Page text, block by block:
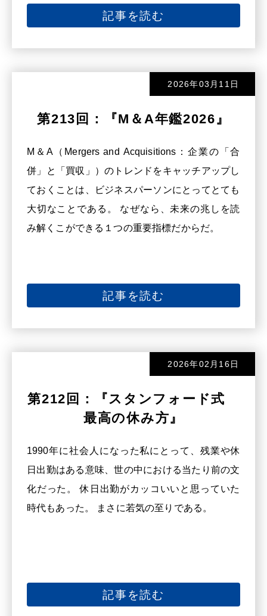
記事を読む
2026年03月11日
第213回：『M＆A年鑑2026』
M＆A（Mergers and Acquisitions：企業の「合
併」と「買収」）のトレンドをキャッチアップし
ておくことは、ビジネスパーソンにとってとても
大切なことである。 なぜなら、未来の兆しを読
み解くこができる１つの重要指標だからだ。
記事を読む
2026年02月16日
第212回：『スタンフォード式
最高の休み方』
1990年に社会人になった私にとって、残業や休
日出勤はある意味、世の中における当たり前の文
化だった。 休日出勤がカッコいいと思っていた
時代もあった。 まさに若気の至りである。
記事を読む